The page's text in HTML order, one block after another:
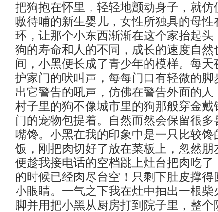
把狗抱在怀里，轻轻地颤动身子，就
嗷待哺的新生婴儿，女性所独具的母
环，让那个小东西渐渐在这个家抬起
狗的寿命和人的不同，成长的速度自
间，小黑便长成了青少年的模样。每
护家门的吠叫声，每每门口有轻微的
出它警告的吼声，仿佛在警告外面的
村子里的狗不像城市里的狗那般穿金
门的宠物包提着。自然而然会保留很
嘴馋。小黑在我的印象中是一只比较
饭，刚把肉切好了放在菜板上，忽然
便趁我接电话的空档跳上灶台把肉吃
的时候已经肉尽台空！只剩下肚皮撑
小眼睛。一气之下我在灶中抽出一根
脚并用把小黑从厨房打到院子里，整